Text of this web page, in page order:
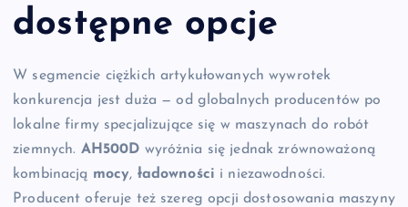
dostępne opcje
W segmencie ciężkich artykułowanych wywrotek
konkurencja jest duża — od globalnych producentów po
lokalne firmy specjalizujące się w maszynach do robót
ziemnych. AH500D wyróżnia się jednak zrównoważoną
kombinacją mocy, ładowności i niezawodności.
Producent oferuje też szereg opcji dostosowania maszyny